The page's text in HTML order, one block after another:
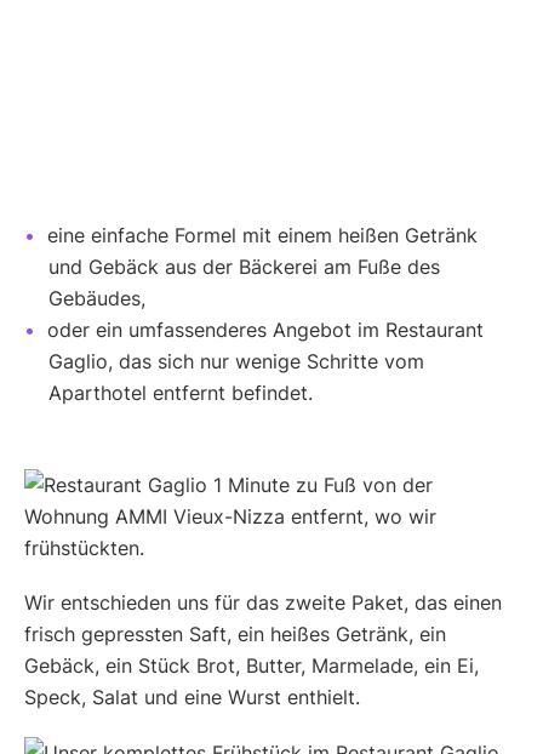
eine einfache Formel mit einem heißen Getränk
und Gebäck aus der Bäckerei am Fuße des
Gebäudes,
oder ein umfassenderes Angebot im Restaurant
Gaglio, das sich nur wenige Schritte vom
Aparthotel entfernt befindet.
Wir entschieden uns für das zweite Paket, das einen
frisch gepressten Saft, ein heißes Getränk, ein
Gebäck, ein Stück Brot, Butter, Marmelade, ein Ei,
Speck, Salat und eine Wurst enthielt.